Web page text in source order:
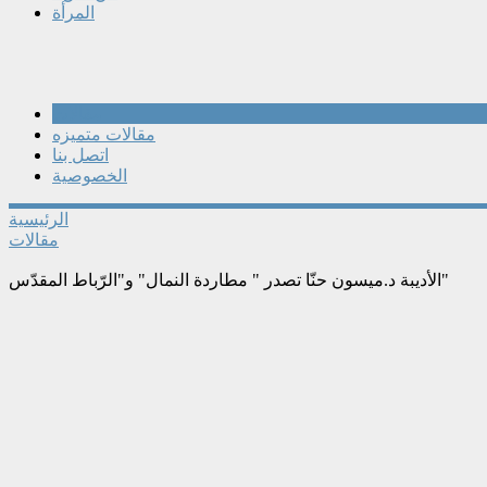
المرأة
مقالات متميزه
اتصل بنا
الخصوصية
الرئيسية
مقالات
الأديبة د.ميسون حنّا تصدر " مطاردة النمال" و"الرّباط المقدّس"